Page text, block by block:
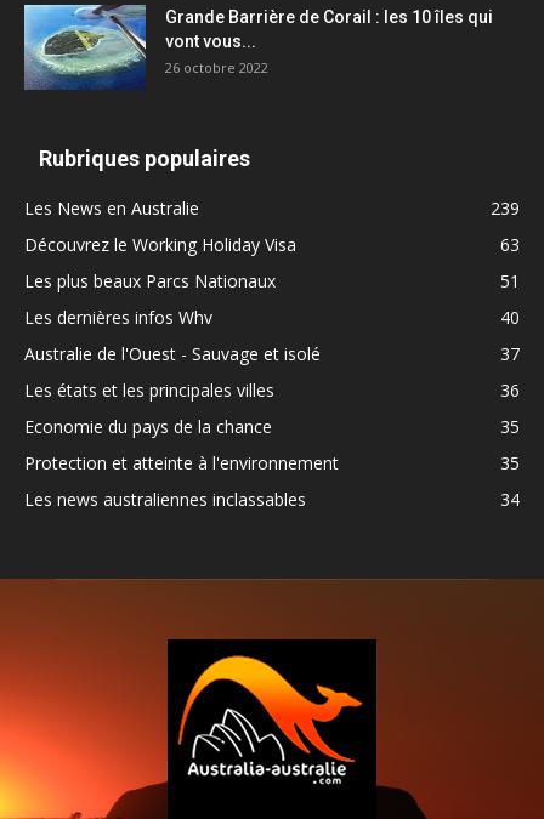
Grande Barrière de Corail : les 10 îles qui
vont vous...
26 octobre 2022
Rubriques populaires
Les News en Australie
239
Découvrez le Working Holiday Visa
63
Les plus beaux Parcs Nationaux
51
Les dernières infos Whv
40
Australie de l'Ouest - Sauvage et isolé
37
Les états et les principales villes
36
Economie du pays de la chance
35
Protection et atteinte à l'environnement
35
Les news australiennes inclassables
34